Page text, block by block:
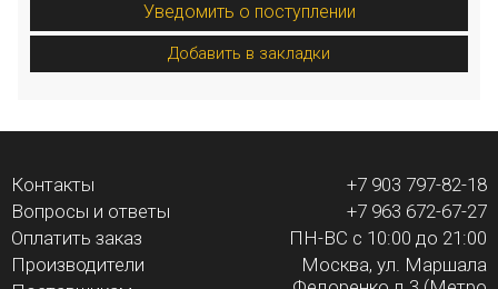
Уведомить о поступлении
Добавить в закладки
Контакты
Вопросы и ответы
Оплатить заказ
Производители
+7 903 797-82-18
+7 963 672-67-27
ПН-ВС с 10:00 до 21:00
Москва, ул. Маршала